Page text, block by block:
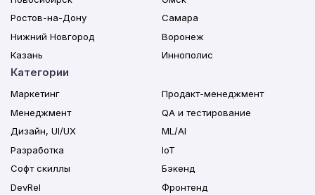
Ростов-на-Дону
Нижний Новгород
Казань
Самара
Воронеж
Иннополис
Категории
Маркетинг
Менеджмент
Дизайн, UI/UX
Разработка
Софт скиллы
DevRel
Продакт-менеджмент
QA и тестирование
ML/AI
IoT
Бэкенд
Фронтенд